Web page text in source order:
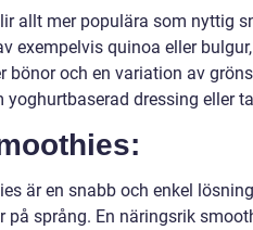
allt mer populära som nyttig
exempelvis quinoa eller
bönor och en variation av
yoghurtbaserad dressing eller
är en snabb och enkel
på språng. En näringsrik